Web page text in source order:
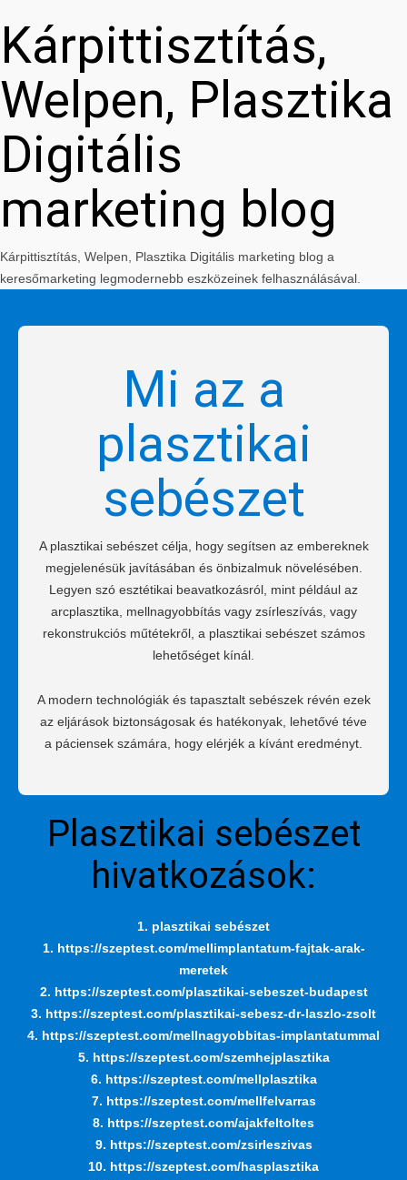
Kárpittisztítás,
Welpen, Plasztika
Digitális
marketing blog
Kárpittisztítás, Welpen, Plasztika Digitális marketing blog a
keresőmarketing legmodernebb eszközeinek felhasználásával.
Mi az a
plasztikai
sebészet
A plasztikai sebészet célja, hogy segítsen az embereknek
megjelenésük javításában és önbizalmuk növelésében.
Legyen szó esztétikai beavatkozásról, mint például az
arcplasztika, mellnagyobbítás vagy zsírleszívás, vagy
rekonstrukciós műtétekről, a plasztikai sebészet számos
lehetőséget kínál.
A modern technológiák és tapasztalt sebészek révén ezek
az eljárások biztonságosak és hatékonyak, lehetővé téve
a páciensek számára, hogy elérjék a kívánt eredményt.
Plasztikai sebészet
hivatkozások:
1. plasztikai sebészet
1. https://szeptest.com/mellimplantatum-fajtak-arak-
meretek
2. https://szeptest.com/plasztikai-sebeszet-budapest
3. https://szeptest.com/plasztikai-sebesz-dr-laszlo-zsolt
4. https://szeptest.com/mellnagyobbitas-implantatummal
5. https://szeptest.com/szemhejplasztika
6. https://szeptest.com/mellplasztika
7. https://szeptest.com/mellfelvarras
8. https://szeptest.com/ajakfeltoltes
9. https://szeptest.com/zsirleszivas
10. https://szeptest.com/hasplasztika